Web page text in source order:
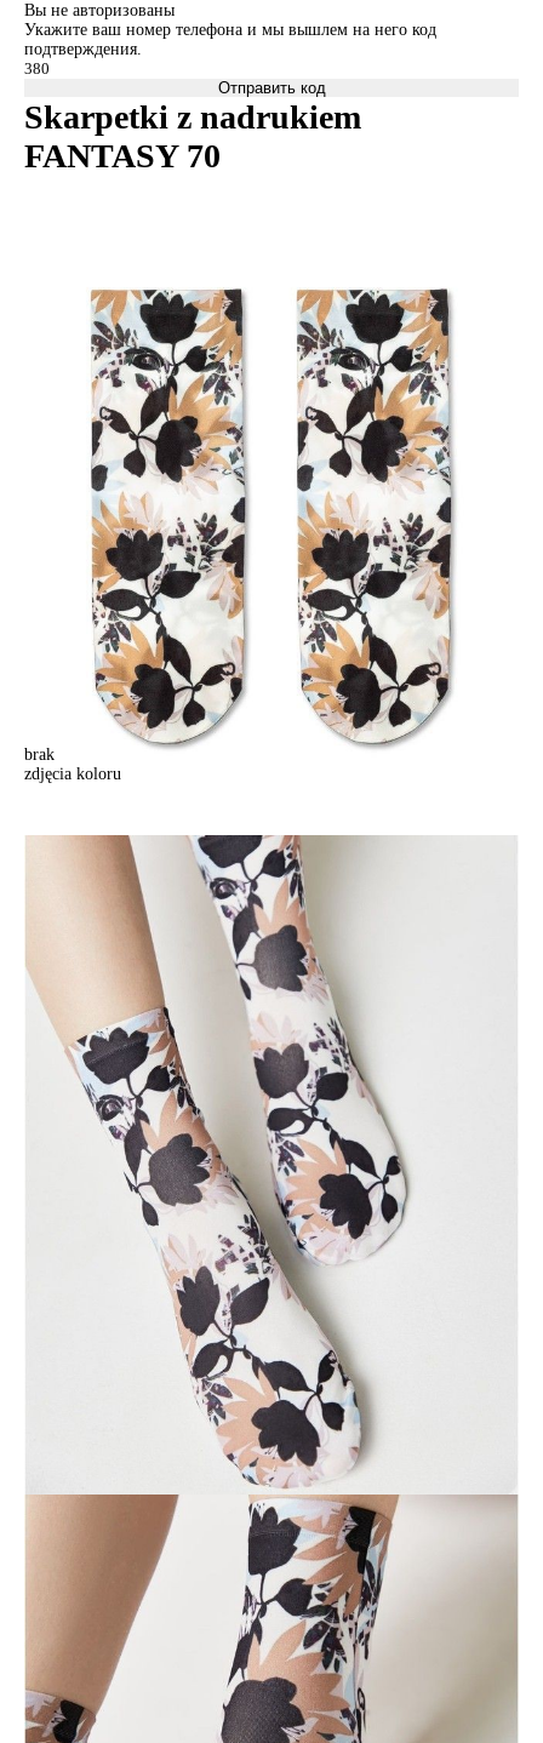
Вы не авторизованы
Укажите ваш номер телефона и мы вышлем на него код
подтверждения.
Отправить код
Skarpetki z nadrukiem
FANTASY 70
brak
zdjęcia koloru
18,90 zł
Ilość:
DODAJ DO KOSZYKA
Jak złożyć zamówienie
POWIADOM MNIE O DOSTĘPNOŚCI
ПОЛУЧИТЬ ПО EMAIL
darmowa od 99 zł
czas dostawy: 1-2 dni robocze
Paczkomaty InPost 24/7,darmowa od 50 zł
czas dostawy: 1-2 dni robocze
w sklepie Conte (Łodz)
pn.- czw. 8:00 - 16:00, pt. 8:00 - 14:00
Grube, elastyczne skarpetki z jasnymi nadrukami wyglądają tak stylowo
i oryginalnie, że nie będziesz chciał ich chować pod ubraniem.
Załóż modne skarpetki FANTASY i z przyjemnością podkreśl swoją
LYCRA®: Skarpety z włóknem LYCRA® charakteryzują się doskonałą
rozciągliwością we wszystkich kierunkach, odzyskują swój pierwotny
kształt, noszą się powoli, nie zsuwają się ze stóp podczas noszenia i nie
pozostawiają czerwonych śladów na nodze.
1001290120030000075
poliester 72%; poliamid 18%; elastan 10%
Udostępnij produkt
Podmiot odpowiedzialny
EuroTrade Tex Sp z o.o.